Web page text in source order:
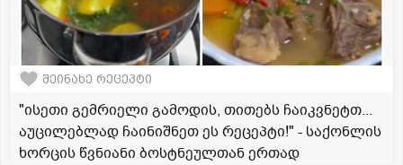
შეინახე რეცეპტი
"ისეთი გემრიელი გამოდის, თითებს ჩაიკვნეტთ...
აუცილებლად ჩაინიშნეთ ეს რეცეპტი!" - საქონლის
ხორცის წვნიანი ბოსტნეულთან ერთად